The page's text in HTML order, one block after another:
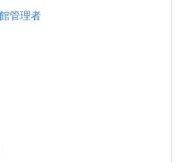
管理者